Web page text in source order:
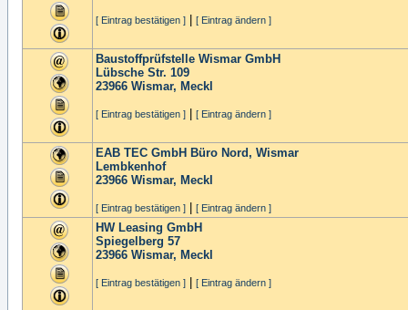
[ Eintrag bestätigen ] [ Eintrag ändern ]
Baustoffprüfstelle Wismar GmbH
Lübsche Str. 109
23966 Wismar, Meckl
[ Eintrag bestätigen ] [ Eintrag ändern ]
EAB TEC GmbH Büro Nord, Wismar
Lembkenhof
23966 Wismar, Meckl
[ Eintrag bestätigen ] [ Eintrag ändern ]
HW Leasing GmbH
Spiegelberg 57
23966 Wismar, Meckl
[ Eintrag bestätigen ] [ Eintrag ändern ]